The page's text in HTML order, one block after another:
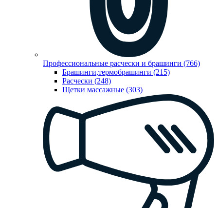
Профессиональные расчески и брашинги (766)
Брашинги,термобрашинги (215)
Расчески (248)
Щетки массажные (303)